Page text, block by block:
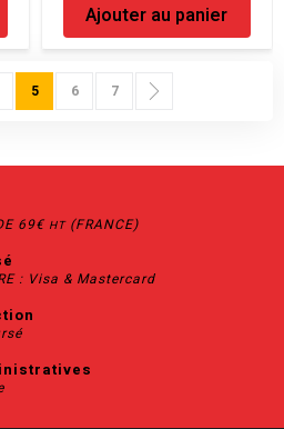
Ajouter au panier
Vous lisez actuellement la page
5 Page
6 Page
7
69€ HT(FRANCE)
: Visa & Mastercard